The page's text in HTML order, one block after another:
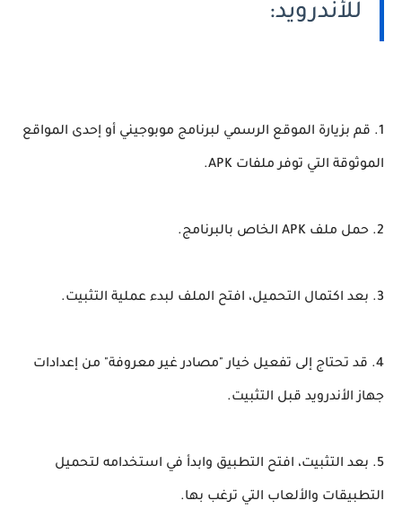
للأندرويد:
1. قم بزيارة الموقع الرسمي لبرنامج موبوجيني أو إحدى المواقع
الموثوقة التي توفر ملفات APK.
2. حمل ملف APK الخاص بالبرنامج.
3. بعد اكتمال التحميل، افتح الملف لبدء عملية التثبيت.
4. قد تحتاج إلى تفعيل خيار "مصادر غير معروفة" من إعدادات
جهاز الأندرويد قبل التثبيت.
5. بعد التثبيت، افتح التطبيق وابدأ في استخدامه لتحميل
التطبيقات والألعاب التي ترغب بها.